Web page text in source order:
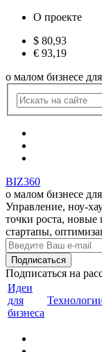
О проекте
$ 80,93
€ 93,19
о малом бизнесе
BIZ360
о малом бизнесе
Управление, ноу-
точки роста,
стартапы,
Подписаться на
Идеи
для
бизнеса